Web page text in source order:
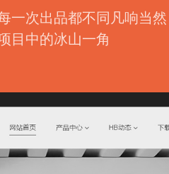
一次出品都不同凡响当然
目中的冰山一角